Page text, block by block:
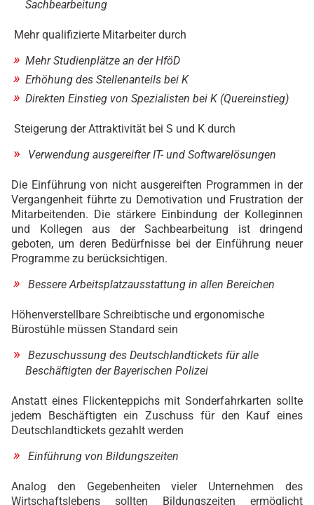
Sachbearbeitung
Mehr qualifizierte Mitarbeiter durch
Mehr Studienplätze an der HföD
Erhöhung des Stellenanteils bei K
Direkten Einstieg von Spezialisten bei K (Quereinstieg)
Steigerung der Attraktivität bei S und K durch
Verwendung ausgereifter IT- und Softwarelösungen
Die Einführung von nicht ausgereiften Programmen in der
Vergangenheit führte zu Demotivation und Frustration der
Mitarbeitenden. Die stärkere Einbindung der Kolleginnen
und Kollegen aus der Sachbearbeitung ist dringend
geboten, um deren Bedürfnisse bei der Einführung neuer
Programme zu berücksichtigen.
Bessere Arbeitsplatzausstattung in allen Bereichen
Höhenverstellbare Schreibtische und ergonomische
Bürostühle müssen Standard sein
Bezuschussung des Deutschlandtickets für alle
Beschäftigten der Bayerischen Polizei
Anstatt eines Flickenteppichs mit Sonderfahrkarten sollte
jedem Beschäftigten ein Zuschuss für den Kauf eines
Deutschlandtickets gezahlt werden
Einführung von Bildungszeiten
Analog den Gegebenheiten vieler Unternehmen des
Wirtschaftslebens sollten Bildungszeiten ermöglicht